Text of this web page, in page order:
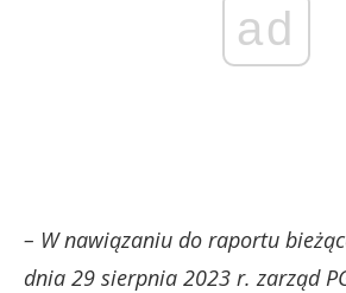
ad
– W nawiązaniu do raportu
dnia 29 sierpnia 2023 r. zarząd